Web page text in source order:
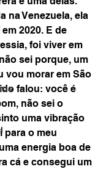
na Venezuela, ela
2020. E de
foi viver em
sei porque, um
vou morar em São
falou: você é
não sei o
uma vibração
para o meu
energia boa de
cá e consegui um